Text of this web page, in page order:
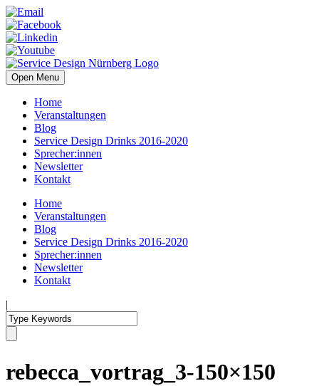
Open Menu
Home
Veranstaltungen
Blog
Service Design Drinks 2016-2020
Sprecher:innen
Newsletter
Kontakt
Home
Veranstaltungen
Blog
Service Design Drinks 2016-2020
Sprecher:innen
Newsletter
Kontakt
|
rebecca_vortrag_3-150×150